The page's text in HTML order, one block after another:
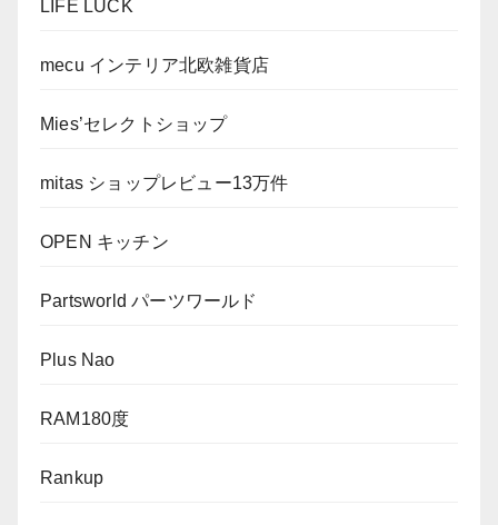
LIFE LUCK
mecu インテリア北欧雑貨店
Mies’セレクトショップ
mitas ショップレビュー13万件
OPEN キッチン
Partsworld パーツワールド
Plus Nao
RAM180度
Rankup